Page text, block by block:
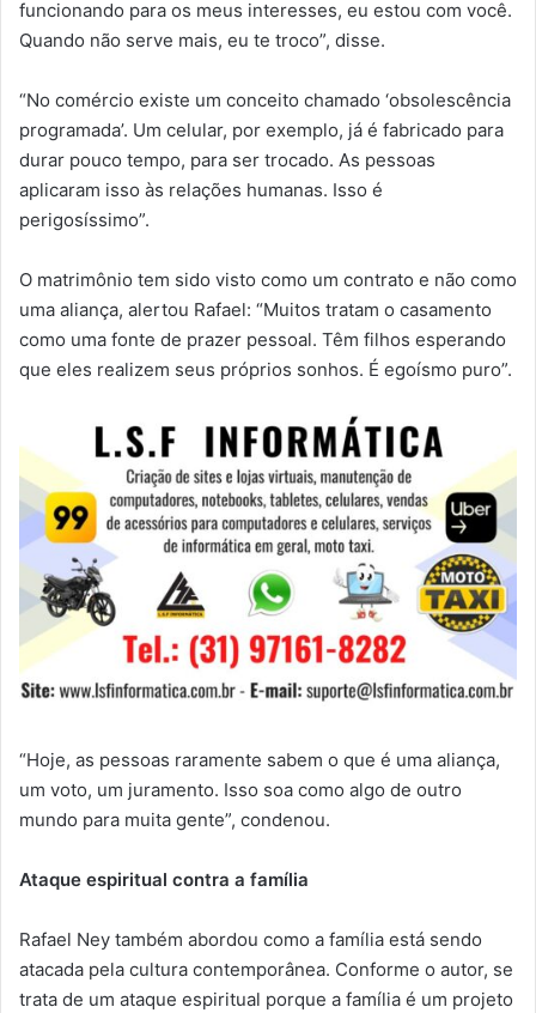
funcionando para os meus interesses, eu estou com você.
Quando não serve mais, eu te troco”, disse.
“No comércio existe um conceito chamado ‘obsolescência
programada’. Um celular, por exemplo, já é fabricado para
durar pouco tempo, para ser trocado. As pessoas
aplicaram isso às relações humanas. Isso é
perigosíssimo”.
O matrimônio tem sido visto como um contrato e não como
uma aliança, alertou Rafael: “Muitos tratam o casamento
como uma fonte de prazer pessoal. Têm filhos esperando
que eles realizem seus próprios sonhos. É egoísmo puro”.
“Hoje, as pessoas raramente sabem o que é uma aliança,
um voto, um juramento. Isso soa como algo de outro
mundo para muita gente”, condenou.
Ataque espiritual contra a família
Rafael Ney também abordou como a família está sendo
atacada pela cultura contemporânea. Conforme o autor, se
trata de um ataque espiritual porque a família é um projeto